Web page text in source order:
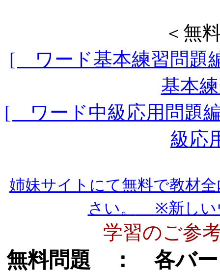
＜無
[ ワード基本練習問
基本
[ ワード中級応用問題
級応
姉妹サイトにて無料で教材
さい。
※新しい
学習のご参
無料問題 ： 各バー